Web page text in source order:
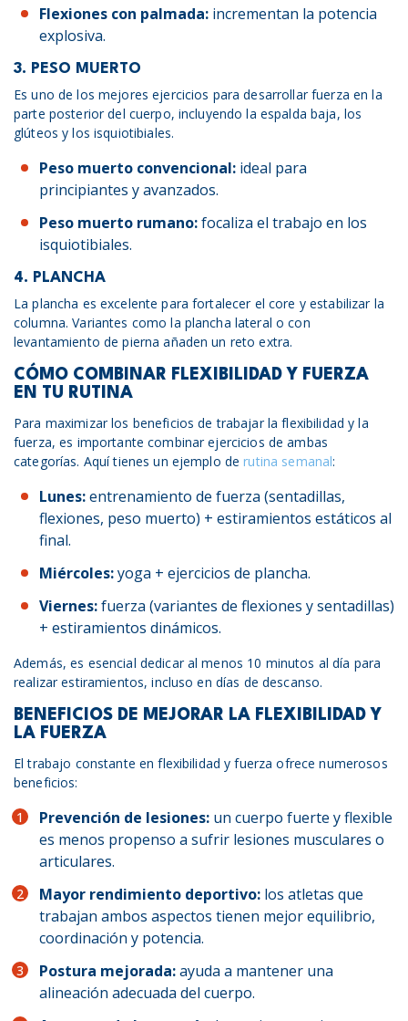
Flexiones con palmada: incrementan la potencia
explosiva.
3. PESO MUERTO
Es uno de los mejores ejercicios para desarrollar fuerza en la
parte posterior del cuerpo, incluyendo la espalda baja, los
glúteos y los isquiotibiales.
Peso muerto convencional: ideal para
principiantes y avanzados.
Peso muerto rumano:focaliza el trabajo en los
isquiotibiales.
4. PLANCHA
La plancha es excelente para fortalecer el core y estabilizar la
columna. Variantes como la plancha lateral o con
levantamiento de pierna añaden un reto extra.
CÓMO COMBINAR FLEXIBILIDAD Y FUERZA
EN TU RUTINA
Para maximizar los beneficios de trabajar la flexibilidad y la
fuerza, es importante combinar ejercicios de ambas
categorías. Aquí tienes un ejemplo derutina semanal:
Lunes:entrenamiento de fuerza (sentadillas,
flexiones, peso muerto) + estiramientos estáticos al
final.
Miércoles:yoga + ejercicios de plancha.
Viernes:fuerza (variantes de flexiones y sentadillas)
+ estiramientos dinámicos.
Además, es esencial dedicar al menos 10 minutos al día para
realizar estiramientos, incluso en días de descanso.
BENEFICIOS DE MEJORAR LA FLEXIBILIDAD Y
LA FUERZA
El trabajo constante en flexibilidad y fuerza ofrece numerosos
beneficios:
Prevención de lesiones: un cuerpo fuerte y flexible
es menos propenso a sufrir lesiones musculares o
articulares.
Mayor rendimiento deportivo: los atletas que
trabajan ambos aspectos tienen mejor equilibrio,
coordinación y potencia.
Postura mejorada:ayuda a mantener una
alineación adecuada del cuerpo.